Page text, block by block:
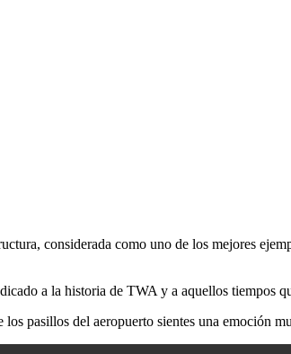
considerada como uno de los mejores
a la historia de TWA y a aquellos tiempos
pasillos del aeropuerto sientes una emoción